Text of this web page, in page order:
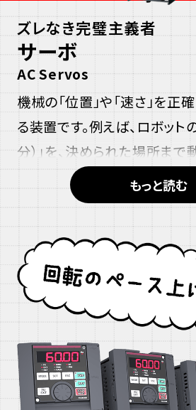
ズレなき完璧主義者
サーボ
AC Servos
機械の「位置」や「速さ」を正
る装置です。例えば、ロボット
分）」を、決められた場所ま
りするのに使われます。動きの
動で修正して正確な動作を保
語源はラテン語の「Servus（奴
す。
サーボについて詳しく見る
もっと読む